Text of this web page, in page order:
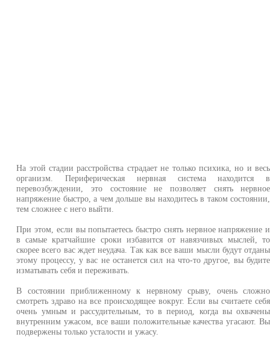
На этой стадии расстройства страдает не только психика, но и весь
организм. Периферическая нервная система находится в
перевозбуждении, это состояние не позволяет снять нервное
напряжение быстро, а чем дольше вы находитесь в таком состоянии,
тем сложнее с него выйти.
При этом, если вы попытаетесь быстро снять нервное напряжение и
в самые кратчайшие сроки избавится от навязчивых мыслей, то
скорее всего вас ждет неудача. Так как все ваши мысли будут отданы
этому процессу, у вас не останется сил на что-то другое, вы будите
изматывать себя и переживать.
В состоянии приближенному к нервному срыву, очень сложно
смотреть здраво на все происходящее вокруг. Если вы считаете себя
очень умным и рассудительным, то в период, когда вы охвачены
внутренним ужасом, все ваши положительные качества угасают. Вы
подвержены только усталости и ужасу.